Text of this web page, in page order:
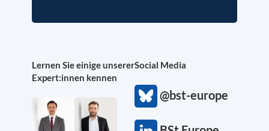
Lernen Sie einige unserer
Expert:innen kennen
Social Media
@bst-europe